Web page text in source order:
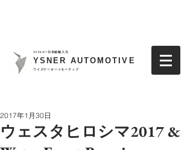
TITAN7日本総輸入元
YSNER AUTOMOTIVE
​ワイズナーオートモーティブ
ウェスタヒロシマ2017 &
2017年1月30日